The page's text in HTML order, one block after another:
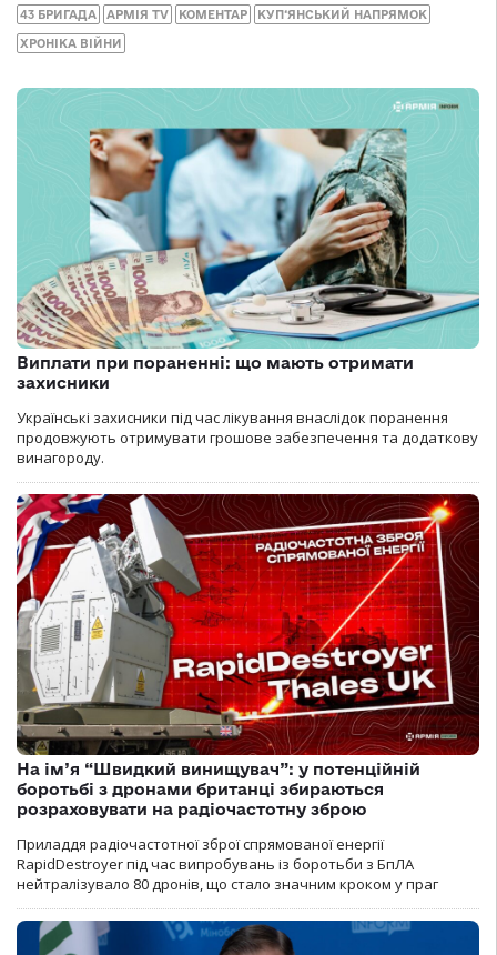
43 БРИГАДА АРМІЯ TV КОМЕНТАР КУП‘ЯНСЬКИЙ НАПРЯМОК
ХРОНІКА ВІЙНИ
Виплати при пораненні: що мають отримати
захисники
Українські захисники під час лікування внаслідок поранення
продовжують отримувати грошове забезпечення та додаткову
винагороду.
На ім’я “Швидкий винищувач”: у потенційній
боротьбі з дронами британці збираються
розраховувати на радіочастотну зброю
Приладдя радіочастотної зброї спрямованої енергії
RapidDestroyer під час випробувань із боротьби з БпЛА
нейтралізувало 80 дронів, що стало значним кроком у праг